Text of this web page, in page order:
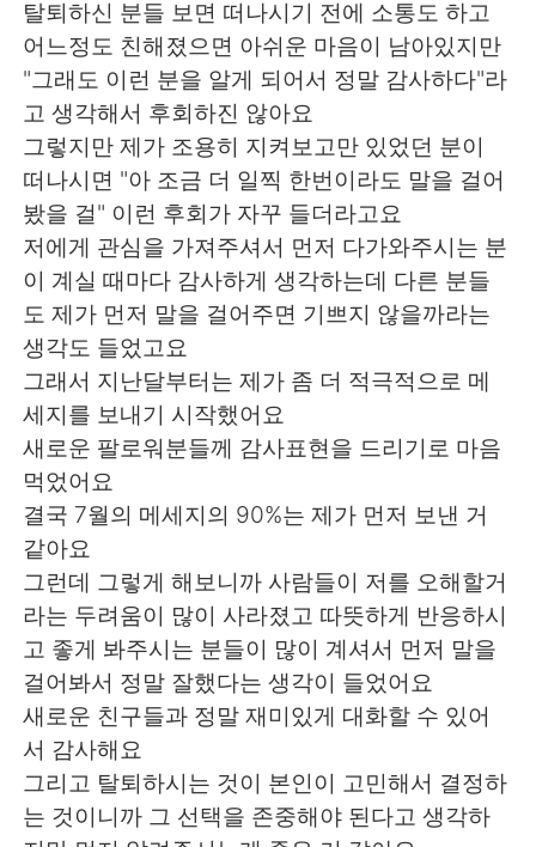
탈퇴하신 분들 보면 떠나시기 전에 소통도 하고
어느정도 친해졌으면 아쉬운 마음이 남아있지만
"그래도 이런 분을 알게 되어서 정말 감사하다"라
고 생각해서 후회하진 않아요
그렇지만 제가 조용히 지켜보고만 있었던 분이
떠나시면 "아 조금 더 일찍 한번이라도 말을 걸어
봤을 걸" 이런 후회가 자꾸 들더라고요
저에게 관심을 가져주셔서 먼저 다가와주시는 분
이 계실 때마다 감사하게 생각하는데 다른 분들
도 제가 먼저 말을 걸어주면 기쁘지 않을까라는
생각도 들었고요
그래서 지난달부터는 제가 좀 더 적극적으로 메
세지를 보내기 시작했어요
새로운 팔로워분들께 감사표현을 드리기로 마음
먹었어요
결국 7월의 메세지의 90%는 제가 먼저 보낸 거
같아요
그런데 그렇게 해보니까 사람들이 저를 오해할거
라는 두려움이 많이 사라졌고 따뜻하게 반응하시
고 좋게 봐주시는 분들이 많이 계셔서 먼저 말을
걸어봐서 정말 잘했다는 생각이 들었어요
새로운 친구들과 정말 재미있게 대화할 수 있어
서 감사해요
그리고 탈퇴하시는 것이 본인이 고민해서 결정하
는 것이니까 그 선택을 존중해야 된다고 생각하